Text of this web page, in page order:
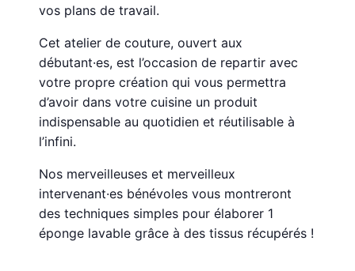
vos plans de travail.
Cet atelier de couture, ouvert aux
débutant·es, est l’occasion de repartir avec
votre propre création qui vous permettra
d’avoir dans votre cuisine un produit
indispensable au quotidien et réutilisable à
l’infini.
Nos merveilleuses et merveilleux
intervenant·es bénévoles vous montreront
des techniques simples pour élaborer 1
éponge lavable grâce à des tissus récupérés !